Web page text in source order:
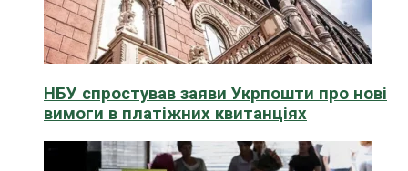
НБУ спростував заяви Укрпошти про нові
вимоги в платіжних квитанціях